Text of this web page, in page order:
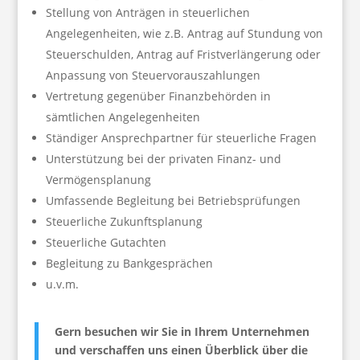
Stellung von Anträgen in steuerlichen
Angelegenheiten, wie z.B. Antrag auf Stundung von
Steuerschulden, Antrag auf Fristverlängerung oder
Anpassung von Steuervorauszahlungen
Vertretung gegenüber Finanzbehörden in
sämtlichen Angelegenheiten
Ständiger Ansprechpartner für steuerliche Fragen
Unterstützung bei der privaten Finanz- und
Vermögensplanung
Umfassende Begleitung bei Betriebsprüfungen
Steuerliche Zukunftsplanung
Steuerliche Gutachten
Begleitung zu Bankgesprächen
u.v.m.
Gern besuchen wir Sie in Ihrem Unternehmen
und verschaffen uns einen Überblick über die